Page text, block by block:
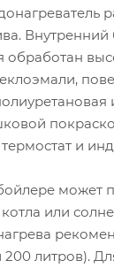
Внутренний
обработан
и
может
или
200 литров).